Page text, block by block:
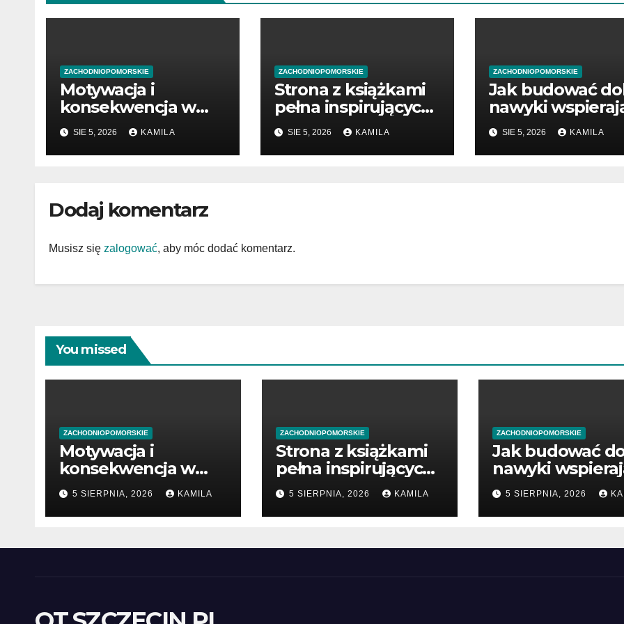
ZACHODNIOPOMORSKIE
Motywacja i
konsekwencja w
drodze do celu
SIE 5, 2026 KAMILA
ZACHODNIOPOMORSKIE
Strona z książkami
pełna inspirujących
publikacji
SIE 5, 2026 KAMILA
ZACHODNIOPOMORSKIE
Jak budować
nawyki
zdrowie
SIE 5, 2026 KAMILA
Dodaj komentarz
Musisz się zalogować, aby móc dodać komentarz.
You missed
ZACHODNIOPOMORSKIE
Motywacja i
konsekwencja w
drodze do celu
5 SIERPNIA, 2026 KAMILA
ZACHODNIOPOMORSKIE
Strona z książkami
pełna inspirujących
publikacji
5 SIERPNIA, 2026 KAMILA
ZACHODNIOPOMORSKIE
Jak budować
nawyki
zdrowie
5 SIERPNIA, 2026